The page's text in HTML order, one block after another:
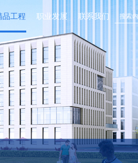
品工程 职业发展 联系我们